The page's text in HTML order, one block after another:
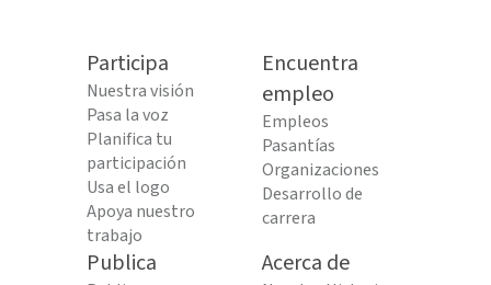
Participa
Nuestra visión
Pasa la voz
Planifica tu
participación
Usa el logo
Apoya nuestro
trabajo
Encuentra
empleo
Empleos
Pasantías
Organizaciones
Desarrollo de
carrera
Publica Acerca de